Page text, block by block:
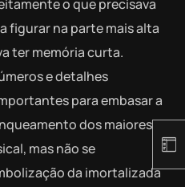
o que precisava
figurar na parte mais alta
ter memória curta.
e detalhes
para embasar a
dos maiores
mas não se
da imortalizada